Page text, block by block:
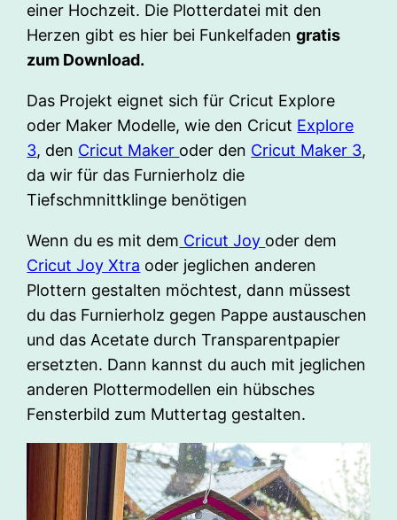
einer Hochzeit. Die Plotterdatei mit den
Herzen gibt es hier bei Funkelfadengratis
zum Download.
Das Projekt eignet sich für Cricut Explore
oder Maker Modelle, wie den Cricut Explore
3, den Cricut Maker oder den Cricut Maker 3,
da wir für das Furnierholz die
Tiefschmnittklinge benötigen
Wenn du es mit dem Cricut Joy oder dem
Cricut Joy Xtra oder jeglichen anderen
Plottern gestalten möchtest, dann müssest
du das Furnierholz gegen Pappe austauschen
und das Acetate durch Transparentpapier
ersetzten. Dann kannst du auch mit jeglichen
anderen Plottermodellen ein hübsches
Fensterbild zum Muttertag gestalten.